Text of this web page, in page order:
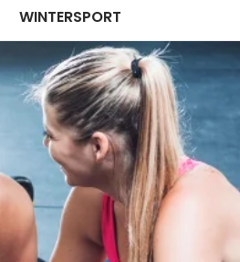
WINTERSPORT